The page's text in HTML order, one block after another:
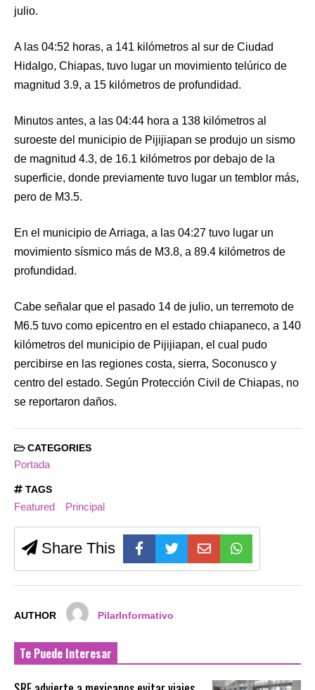
julio.
A las 04:52 horas, a 141 kilómetros al sur de Ciudad
Hidalgo, Chiapas, tuvo lugar un movimiento telúrico de
magnitud 3.9, a 15 kilómetros de profundidad.
Minutos antes, a las 04:44 hora a 138 kilómetros al
suroeste del municipio de Pijijiapan se produjo un sismo
de magnitud 4.3, de 16.1 kilómetros por debajo de la
superficie, donde previamente tuvo lugar un temblor más,
pero de M3.5.
En el municipio de Arriaga, a las 04:27 tuvo lugar un
movimiento sísmico más de M3.8, a 89.4 kilómetros de
profundidad.
Cabe señalar que el pasado 14 de julio, un terremoto de
M6.5 tuvo como epicentro en el estado chiapaneco, a 140
kilómetros del municipio de Pijijiapan, el cual pudo
percibirse en las regiones costa, sierra, Soconusco y
centro del estado. Según Protección Civil de Chiapas, no
se reportaron daños.
CATEGORIES
Portada
TAGS
Featured Principal
Share This
AUTHOR PilarInformativo
Te Puede Interesar